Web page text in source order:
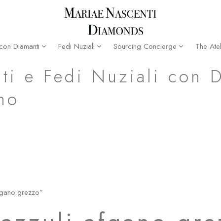
Diamanti Fedi Nuziali Sourcing Concierge The
e Fedi Nuziali con
grezzo”